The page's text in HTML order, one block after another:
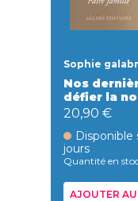
Sophie
Nos
défier la
20,90 €
Disponible
jours
Quantité en
AJOUTER